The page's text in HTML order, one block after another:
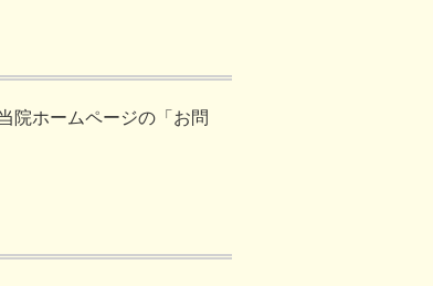
院ホームページの「お問